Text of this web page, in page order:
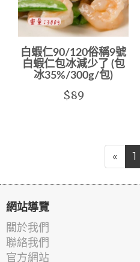
白蝦仁90/120俗稱9號
白蝦仁包冰減少了 (包
冰35%/300g/包)
$89
« 1
網站導覽
關於我們
聯絡我們
官方網站